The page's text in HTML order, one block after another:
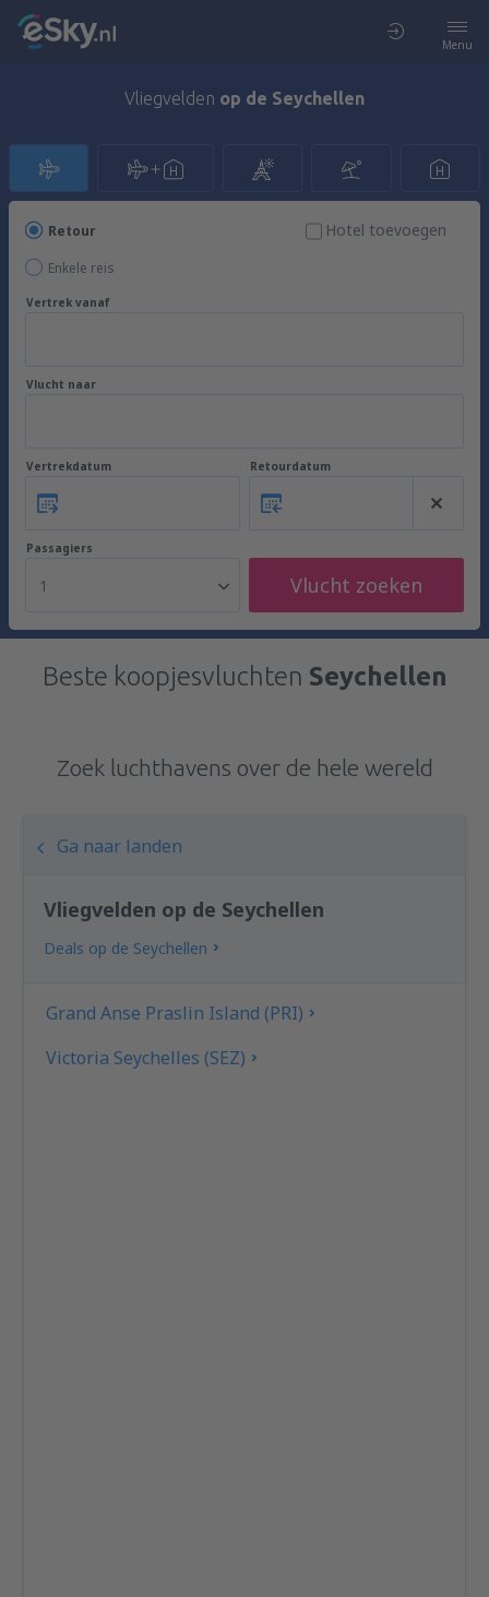
Menu
Vliegvelden op de Seychellen
Retour
Enkele reis
Hotel toevoegen
Vertrek vanaf
Vlucht naar
Vertrekdatum Retourdatum
Passagiers
1 Vlucht zoeken
Beste koopjesvluchten Seychellen
Zoek luchthavens over de hele wereld
Ga naar landen
Vliegvelden op de Seychellen
Deals op de Seychellen
Grand Anse Praslin Island (PRI)
Victoria Seychelles (SEZ)